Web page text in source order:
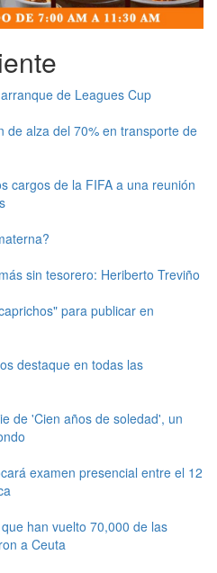
de Leagues Cup
de alza del 70% en transporte de
cargos de la FIFA a una reunión
sin tesorero: Heriberto Treviño
para publicar en
destaque en todas las
de 'Cien años de soledad', un
examen presencial entre el 12
han vuelto 70,000 de las
a Ceuta